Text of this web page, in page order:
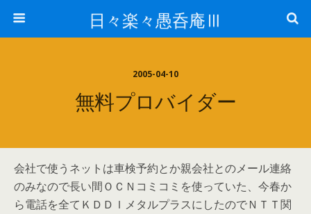
日々楽々愚呑庵Ⅲ
2005-04-10
無料プロバイダー
会社で使うネットは車検予約とか親会社とのメール連絡
のみなので長い間ＯＣＮコミコミを使っていた、今春か
ら電話を全てＫＤＤＩメタルプラスにしたのでＮＴＴ関